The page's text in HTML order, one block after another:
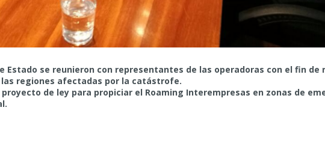
Estado se reunieron con representantes de las operadoras con el fin de
regiones afectadas por la catástrofe.
de ley para propiciar el Roaming Interempresas en zonas de